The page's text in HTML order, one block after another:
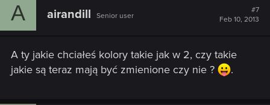
A airandill Senior user
#7
Feb 10, 2013
A ty jakie chciałeś kolory takie jak w 2, czy takie
jakie są teraz mają być zmienione czy nie ?
.